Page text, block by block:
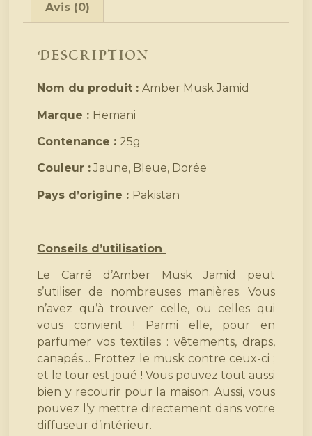
Avis (0)
Description
Nom du produit :Amber Musk Jamid
Marque : Hemani
Contenance : 25g
Couleur : Jaune, Bleue, Dorée
Pays d’origine : Pakistan
Conseils d’utilisation
Le Carré d’Amber Musk Jamid peut
s’utiliser de nombreuses manières. Vous
n’avez qu’à trouver celle, ou celles qui
vous convient ! Parmi elle, pour en
parfumer vos textiles : vêtements, draps,
canapés… Frottez le musk contre ceux-ci ;
et le tour est joué ! Vous pouvez tout aussi
bien y recourir pour la maison. Aussi, vous
pouvez l’y mettre directement dans votre
diffuseur d’intérieur.